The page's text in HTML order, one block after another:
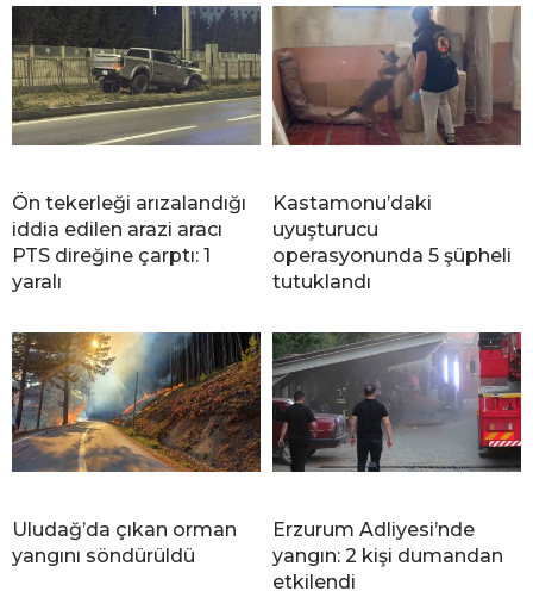
Ön tekerleği arızalandığı
iddia edilen arazi aracı
PTS direğine çarptı: 1
yaralı
Kastamonu’daki
uyuşturucu
operasyonunda 5 şüpheli
tutuklandı
Uludağ’da çıkan orman
yangını söndürüldü
Erzurum Adliyesi’nde
yangın: 2 kişi dumandan
etkilendi